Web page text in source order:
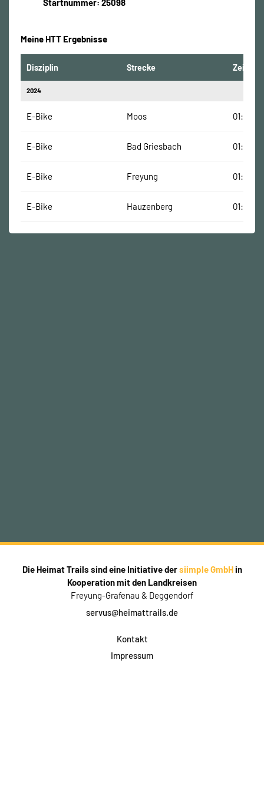
Startnummer: 25098
Meine HTT Ergebnisse
Disziplin Strecke Zeit
2024
E-Bike Moos
E-Bike Bad Griesbach
E-Bike Freyung
E-Bike Hauzenberg
Die Heimat Trails sind eine Initiative dersiimple GmbHin
Kooperation mit den Landkreisen
Freyung-Grafenau & Deggendorf
servus@heimattrails.de
Kontakt
Impressum